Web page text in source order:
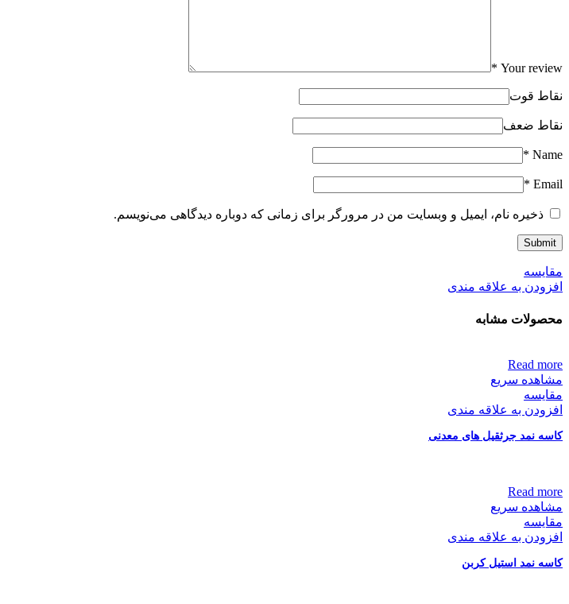
Your review
*
نقاط قوت
نقاط ضعف
Name
*
Email
*
ذخیره نام، ایمیل و وبسایت من در مرورگر برای زمانی که دوباره دیدگاهی می‌نویسم.
مقایسه
افزودن به علاقه مندی
محصولات مشابه
Read more
مشاهده سریع
مقایسه
افزودن به علاقه مندی
کاسه نمد جرثقیل های معدنی
Read more
مشاهده سریع
مقایسه
افزودن به علاقه مندی
کاسه نمد استیل کربن